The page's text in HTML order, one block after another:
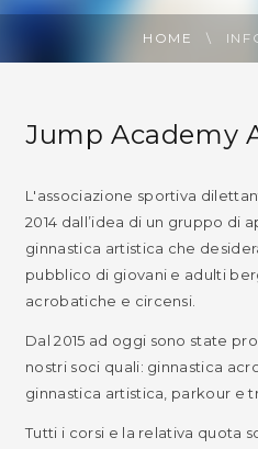
HOME
Jump Academy
L'associazione sportiva
2014 dall’idea di un gruppo di
ginnastica artistica che
pubblico di giovani e adulti
acrobatiche e circensi.
Dal 2015 ad oggi sono state
nostri soci quali: ginnastica
ginnastica artistica, parkour e
Tutti i corsi e la relativa quota